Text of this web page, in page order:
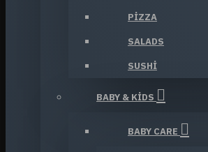
PIZZA
SALADS
SUSHI
BABY & KIDS
BABY CARE